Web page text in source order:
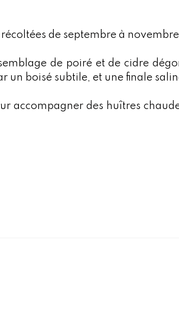
de septembre à
de poiré et de cidre
un boisé subtile, et une finale
accompagner des huîtres